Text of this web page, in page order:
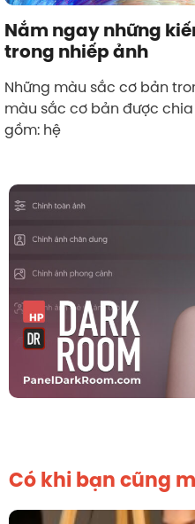
Nắm ngay những
trong nhiếp ảnh
Những màu sắc cơ bản
màu sắc cơ bản được
gồm: hệ
Có khi bạn cũng